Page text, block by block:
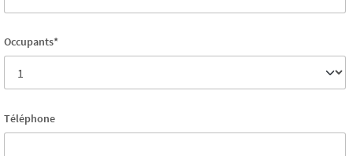
Occupants*
Téléphone